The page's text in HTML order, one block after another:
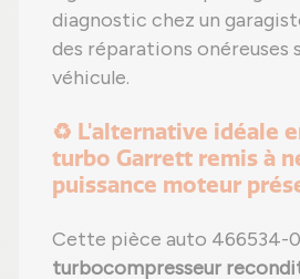
diagnostic chez un
des réparations onéreuses
véhicule.
♻️ L'alternative idéale
turbo Garrett remis à
puissance moteur
Cette pièce auto 466534-
turbocompresseur